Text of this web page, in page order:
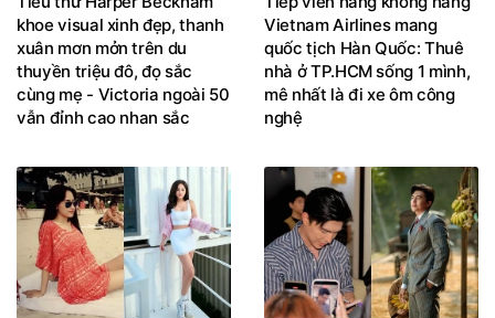
khoe visual xinh đẹp, thanh
xuân mơn mởn trên du
thuyền triệu đô, đọ sắc
cùng mẹ - Victoria ngoài 50
vẫn đỉnh cao nhan sắc
Vietnam Airlines mang
quốc tịch Hàn Quốc: Thuê
nhà ở TP.HCM sống 1 mình,
mê nhất là đi xe ôm công
nghệ